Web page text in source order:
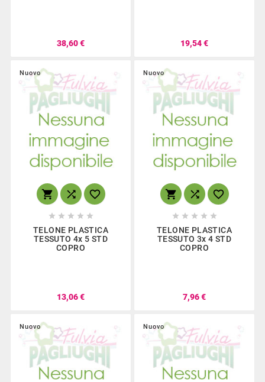
38,60 € 19,54 €
Nuovo
  
    
TELONE PLASTICA
TESSUTO 4x 5 STD
COPRO
13,06 €
Nuovo
  
    
TELONE PLASTICA
TESSUTO 3x 4 STD
COPRO
7,96 €
Nuovo Nuovo